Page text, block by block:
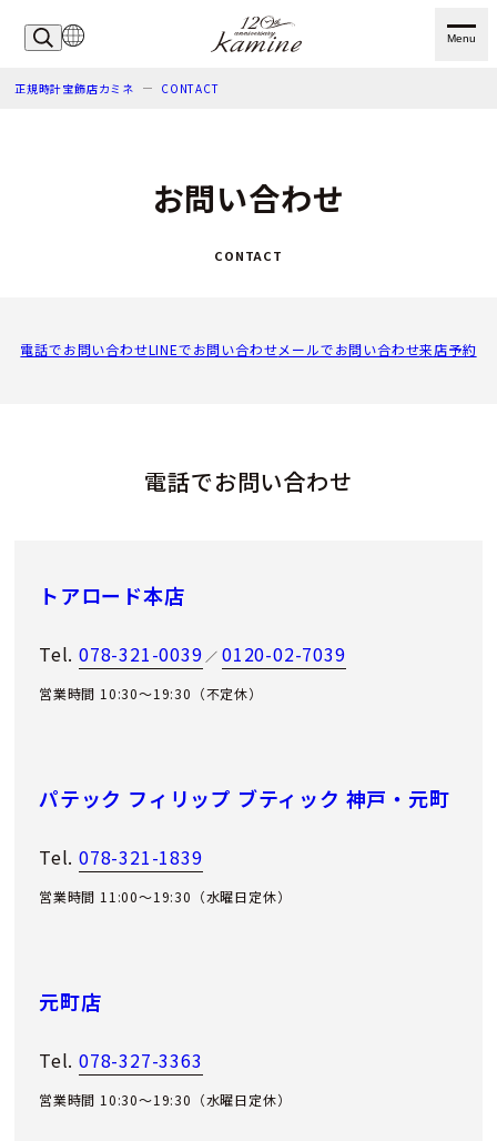
Menu
正規時計宝飾店カミネ CONTACT
お問い合わせ
CONTACT
電話でお問い合わせLINEでお問い合わせメールでお問い合わせ来店予約
電話でお問い合わせ
トアロード本店
Tel. 078-321-0039 ／0120-02-7039
営業時間 10:30～19:30（不定休）
パテック フィリップ ブティック 神戸・元町
Tel. 078-321-1839
営業時間 11:00〜19:30（水曜日定休）
元町店
Tel. 078-327-3363
営業時間 10:30～19:30（水曜日定休）